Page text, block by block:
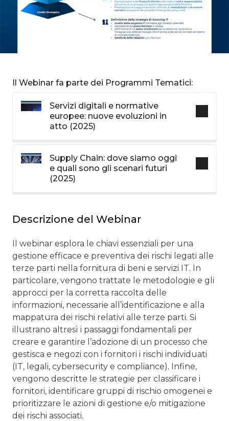
Il Webinar fa parte dei Programmi Tematici:
Servizi digitali e normative
europee: nuove evoluzioni in
atto (2025)
Supply Chain: dove siamo oggi
e quali sono gli scenari futuri
(2025)
Descrizione del Webinar
Il webinar esplora le chiavi essenziali per una
gestione efficace e preventiva dei rischi legati alle
terze parti nella fornitura di beni e servizi IT. In
particolare, vengono trattate le metodologie e gli
approcci per la corretta raccolta delle
informazioni, necessarie all’identificazione e alla
mappatura dei rischi relativi alle terze parti. Si
illustrano altresì i passaggi fondamentali per
creare e garantire l’adozione di un processo che
gestisca e negozi con i fornitori i rischi individuati
(IT, legali, cybersecurity e compliance). Infine,
vengono descritte le strategie per classificare i
fornitori, identificare gruppi di rischio omogenei e
prioritizzare le azioni di gestione e/o mitigazione
dei rischi associati.